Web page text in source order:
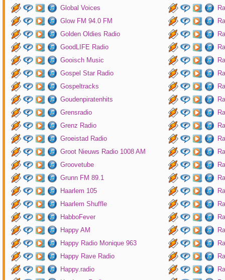
Global Voices
Glow FM 94.0 FM
Golden Oldies Radio
GoodLIFE Radio
Gooisch Music
Gospel Star Radio
Gospeltracks
Goudenpiratenhits
Grensradio
Grenz Radio
Groeistad Radio
Groot Nieuws Radio 1008 AM
Groovetube
Grunn FM 89.1
Haarlem 105
Haarlem Shuffle
HabboFever
Happy AM
Happy Radio Monique 963
Happy Rave Radio
Happy.radio